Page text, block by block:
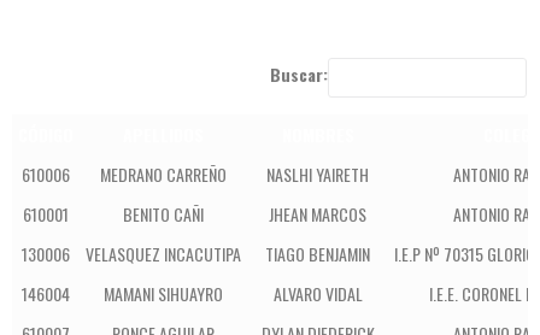
Buscar:
610006
MEDRANO CARREÑO NASLHI YAIRETH
ANTONIO
610001
BENITO CAÑI JHEAN MARCOS
ANTONIO
130006
VELASQUEZ INCACUTIPA TIAGO BENJAMIN
I.E.P Nº 70315
146004
MAMANI SIHUAYRO ALVARO VIDAL
I.E.E. CORONEL